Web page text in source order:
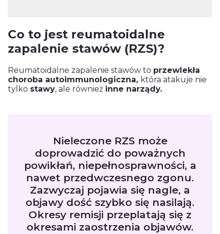
Co to jest reumatoidalne
zapalenie stawów (RZS)?
Reumatoidalne zapalenie stawów to przewlekła
choroba autoimmunologiczna, która atakuje nie
tylko stawy, ale również inne narządy.
Nieleczone RZS może
doprowadzić do poważnych
powikłań, niepełnosprawności, a
nawet przedwczesnego zgonu.
Zazwyczaj pojawia się nagle, a
objawy dość szybko się nasilają.
Okresy remisji przeplatają się z
okresami zaostrzenia objawów.